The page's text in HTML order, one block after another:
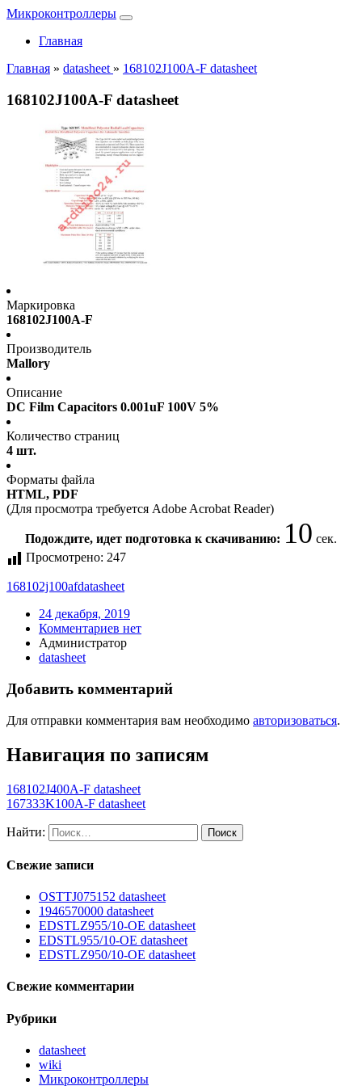
Микроконтроллеры
Главная
Главная » datasheet » 168102J100A-F datasheet
168102J100A-F datasheet
Маркировка
168102J100A-F
Производитель
Mallory
Описание
DC Film Capacitors 0.001uF 100V 5%
Количество страниц
4 шт.
Форматы файла
HTML, PDF
(Для просмотра требуется Adobe Acrobat Reader)
Подождите, идет подготовка к скачиванию: 10 сек.
Просмотрено: 247
168102j100afdatasheet
24 декабря, 2019
Комментариев нет
Администратор
datasheet
Добавить комментарий
Для отправки комментария вам необходимо авторизоваться.
Навигация по записям
168102J400A-F datasheet
167333K100A-F datasheet
Найти:
Свежие записи
OSTTJ075152 datasheet
1946570000 datasheet
EDSTLZ955/10-OE datasheet
EDSTL955/10-OE datasheet
EDSTLZ950/10-OE datasheet
Свежие комментарии
Рубрики
datasheet
wiki
Микроконтроллеры